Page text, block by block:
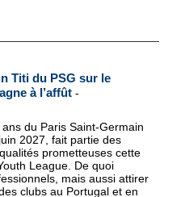
Titi du PSG sur le
à l’affût -
du Paris Saint-Germain
2027, fait partie des
prometteuses cette
League. De quoi
mais aussi attirer
clubs au Portugal et en